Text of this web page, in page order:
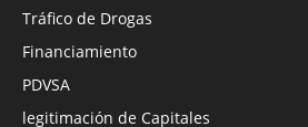
Tráfico de Drogas
Financiamiento
PDVSA
legitimación de Capitales